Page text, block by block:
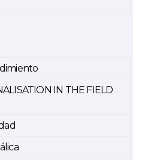
IN THE FIELD